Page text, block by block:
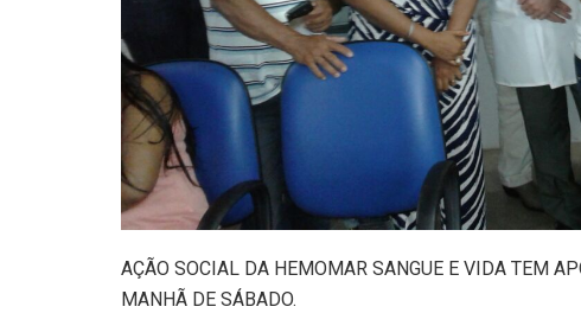
AÇÃO SOCIAL DA HEMOMAR SANGUE E VIDA TEM
MANHÃ DE SÁBADO.